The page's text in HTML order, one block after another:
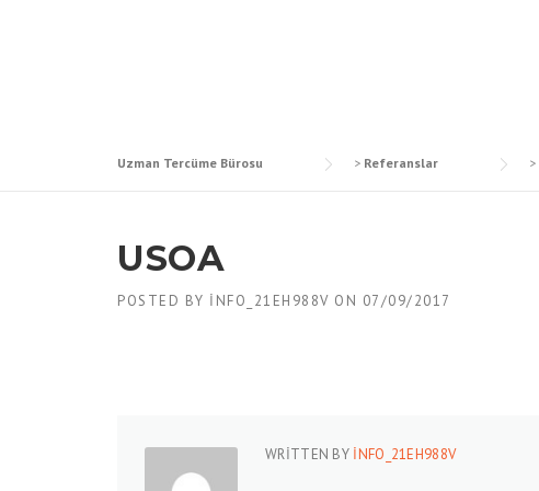
Uzman Tercüme Bürosu > Referanslar >
USOA
POSTED BY INFO_21EH988V ON 07/09/2017
WRITTEN BY INFO_21EH988V